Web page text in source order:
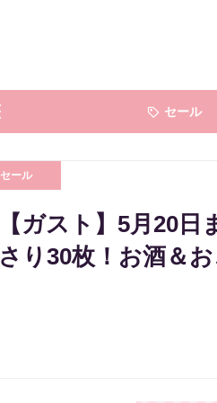
セール
セール
【ガスト】5月20
さり30枚！お酒＆